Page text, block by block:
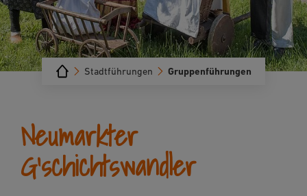
Gruppenführungen
Stadtführungen
Neumarkter
G'schichtswandler